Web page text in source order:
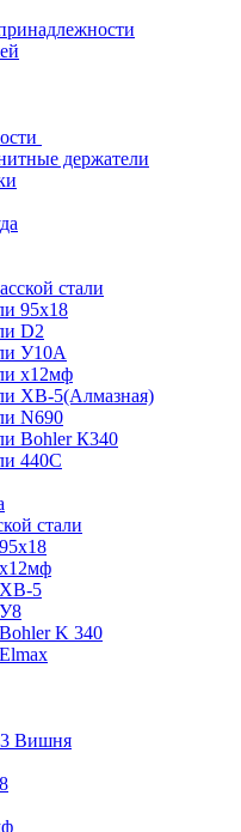
держатели
стали
95х18
D2
У10А
х12мф
ХВ-5(Алмазная)
N690
Bohler К340
440С
стали
ХВ-5
K 340
Вишня